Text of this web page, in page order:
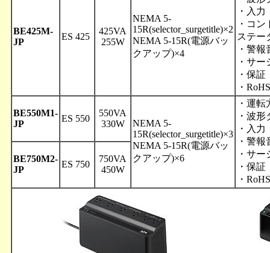
BE425M-
JP
ES 425
425VA
255W
NEMA 5-
15R(selector_surgetitle)×2
NEMA 5-15R(電源バッ
クアップ)×4
・入
・コ
ステー
・警
・サ
・保
・
BE550M1-
JP
ES 550
550VA
330W
NEMA 5-
15R(selector_surgetitle)×3
NEMA 5-15R(電源バッ
クアップ)×6
・運
・波
・入
・警
・サ
・保
・
BE750M2-
JP
ES 750
750VA
450W